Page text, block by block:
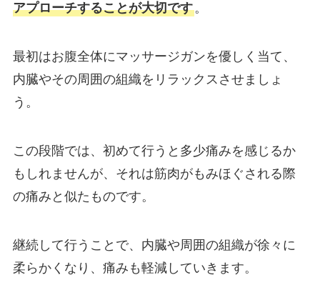
アプローチすることが大切です。
最初はお腹全体にマッサージガンを優しく当て、
内臓やその周囲の組織をリラックスさせましょ
う。
この段階では、初めて行うと多少痛みを感じるか
もしれませんが、それは筋肉がもみほぐされる際
の痛みと似たものです。
継続して行うことで、内臓や周囲の組織が徐々に
柔らかくなり、痛みも軽減していきます。